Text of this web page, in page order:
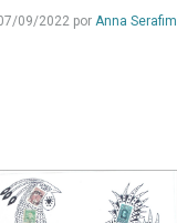
09/2022 por Anna Serafim